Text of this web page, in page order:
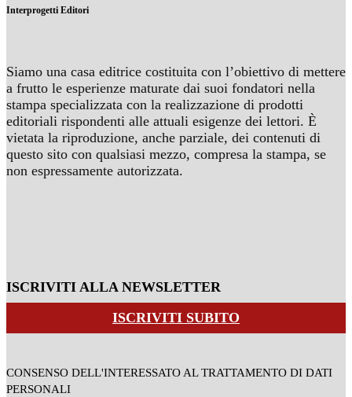
Interprogetti Editori
Siamo una casa editrice costituita con l’obiettivo di mettere
a frutto le esperienze maturate dai suoi fondatori nella
stampa specializzata con la realizzazione di prodotti
editoriali rispondenti alle attuali esigenze dei lettori. È
vietata la riproduzione, anche parziale, dei contenuti di
questo sito con qualsiasi mezzo, compresa la stampa, se
non espressamente autorizzata.
ISCRIVITI ALLA NEWSLETTER
ISCRIVITI SUBITO
CONSENSO DELL'INTERESSATO AL TRATTAMENTO DI DATI
PERSONALI